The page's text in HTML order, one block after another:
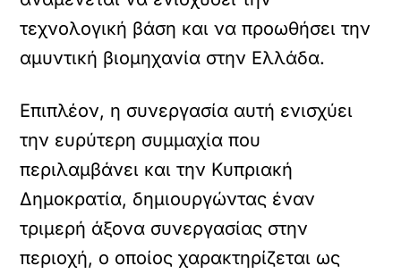
τεχνολογική βάση και να προωθήσει την
αμυντική βιομηχανία στην Ελλάδα.
Επιπλέον, η συνεργασία αυτή ενισχύει
την ευρύτερη συμμαχία που
περιλαμβάνει και την Κυπριακή
Δημοκρατία, δημιουργώντας έναν
τριμερή άξονα συνεργασίας στην
περιοχή, ο οποίος χαρακτηρίζεται ως